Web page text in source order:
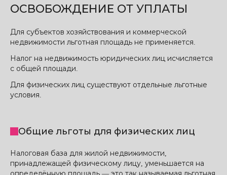
ОСВОБОЖДЕНИЕ ОТ УПЛАТЫ
Для субъектов хозяйствования и коммерческой
недвижимости льготная площадь не применяется.
Налог на недвижимость юридических лиц исчисляется
с общей площади.
Для физических лиц существуют отдельные льготные
условия.
Общие льготы для физических лиц
Налоговая база для жилой недвижимости,
принадлежащей физическому лицу, уменьшается на